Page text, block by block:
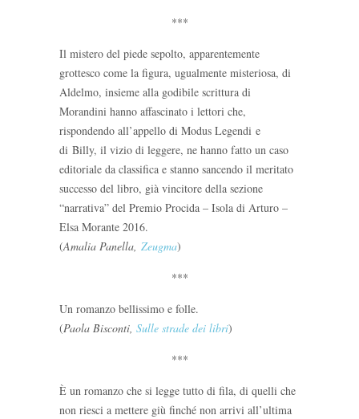
***
Il mistero del piede sepolto, apparentemente
grottesco come la figura, ugualmente misteriosa, di
Aldelmo, insieme alla godibile scrittura di
Morandini hanno affascinato i lettori che,
rispondendo all’appello di Modus Legendi e
di Billy, il vizio di leggere, ne hanno fatto un caso
editoriale da classifica e stanno sancendo il meritato
successo del libro, già vincitore della sezione
“narrativa” del Premio Procida – Isola di Arturo –
Elsa Morante 2016.
(Amalia Panella, Zeugma)
***
Un romanzo bellissimo e folle.
(Paola Bisconti, Sulle strade dei libri)
***
È un romanzo che si legge tutto di fila, di quelli che
non riesci a mettere giù finché non arrivi all’ultima